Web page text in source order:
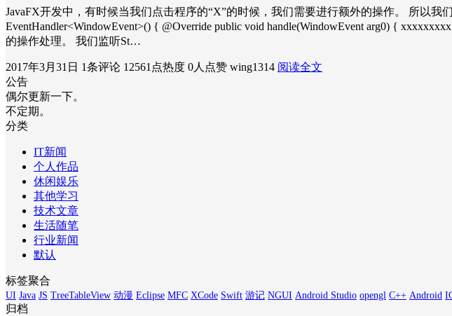
JavaFX开发中，有时候当我们点击程序的“X”的时候，我们需要进行额外的操作。 所以我们
EventHandler<WindowEvent>() { @Override public void handle(WindowEvent arg0) {
的操作处理。 我们监听St…
2017年3月31日 1条评论 12561点热度 0人点赞 wing1314 阅读全文
公告
偶尔更新一下。
不定期。
分类
IT新闻
个人作品
休闲娱乐
其他学习
技术文章
生活随笔
行业新闻
默认
标签聚合
UI Java JS TreeTableView 动漫 Eclipse MFC XCode Swift 游记 NGUI Android Studio opengl C++ Android
归档